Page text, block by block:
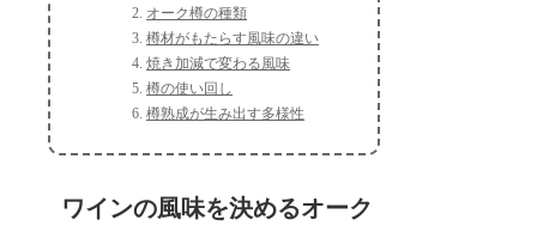
オーク樽の種類
樽材がもたらす風味の違い
焼き加減で変わる風味
樽の使い回し
樽熟成が生み出す多様性
ワインの風味を決めるオーク